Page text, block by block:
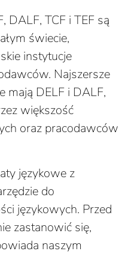
DALF, TCF i TEF są
świecie,
instytucje
Najszersze
mają DELF i DALF,
większość
oraz pracodawców
językowe z
do
językowych. Przed
zastanowić się,
naszym